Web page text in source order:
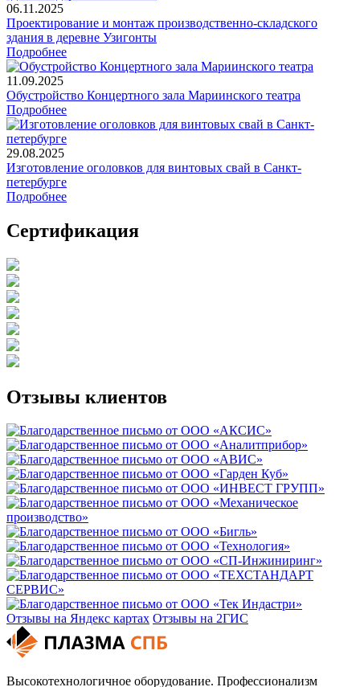
06.11.2025
Проектирование и монтаж производственно-складского
здания в деревне Узигонты
Подробнее
11.09.2025
Обустройство Концертного зала Мариинского театра
Подробнее
29.08.2025
Изготовление оголовков для винтовых свай в Санкт-
петербурге
Подробнее
Сертификация
Отзывы клиентов
Отзывы на Яндекс картах Отзывы на 2ГИС
Высокотехнологичное оборудование. Профессионализм